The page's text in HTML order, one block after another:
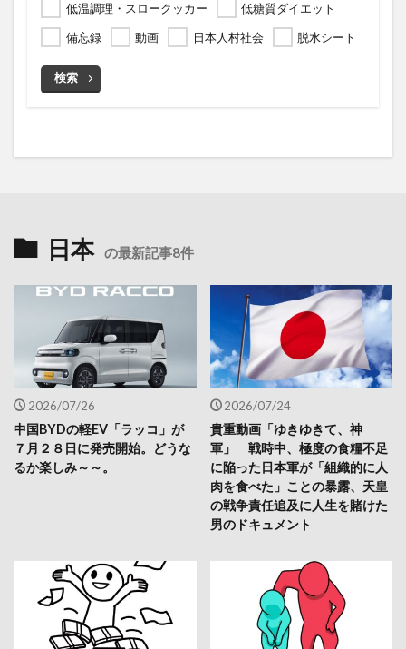
低温調理・スロークッカー
低糖質ダイエット
備忘録
動画 日本人村社会 脱水シート
検索
日本 の最新記事8件
2026/07/26
中国BYDの軽EV「ラッコ」が
７月２８日に発売開始。どうな
るか楽しみ～～。
2026/07/24
貴重動画「ゆきゆきて、神
軍」 戦時中、極度の食糧不足
に陥った日本軍が「組織的に人
肉を食べた」ことの暴露、天皇
の戦争責任追及に人生を賭けた
男のドキュメント